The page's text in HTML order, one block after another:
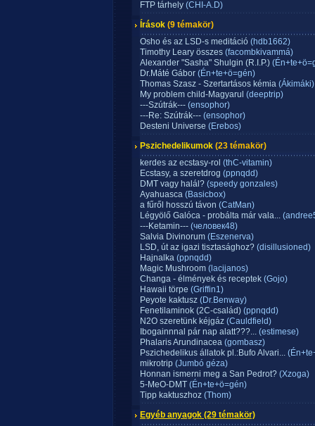
FTP tárhely (CHI-A.D)
Írások (9 témakör)
Osho és az LSD-s meditáció (hdb1662)
Timothy Leary összes (facombkivammá)
Alexander "Sasha" Shulgin (R.I.P.)
Dr.Máté Gábor (Én+te+ö=gén)
Thomas Szasz - Szertartásos kémia (Ákimáki)
My problem child-Magyarul (deeptrip)
---Szútrák--- (ensophor)
---Re: Szútrák--- (ensophor)
Desteni Universe (Erebos)
Pszichedelikumok (23 témakör)
kerdes az ecstasy-rol (thC-vitamin)
Ecstasy, a szeretdrog (ppnqdd)
DMT vagy halál? (speedy gonzales)
Ayahuasca (Basicbox)
a fűről hosszú távon (CatMan)
Légyölő Galóca - probálta már vala...
---Ketamin--- (человек48)
Salvia Divinorum (Eszenerva)
LSD, út az igazi tisztasághoz? (disillusioned)
Hajnalka (ppnqdd)
Magic Mushroom (lacijanos)
Changa - élmények és receptek (Gojo)
Hawaii törpe (Griffin1)
Peyote kaktusz (Dr.Benway)
Fenetilaminok (2C-család) (ppnqdd)
N2O szeretünk kéjgáz (Cauldfield)
Ibogainnnal pár nap alatt???... (estimese)
Phalaris Arundinacea (gombasz)
Pszichedelikus állatok pl.:Bufo Alvari...
mikrotrip (Jumbó géza)
Honnan ismerni meg a San Pedrot? (Xzoga)
5-MeO-DMT (Én+te+ö=gén)
Tipp kaktuszhoz (Thom)
Egyéb anyagok (29 témakör)